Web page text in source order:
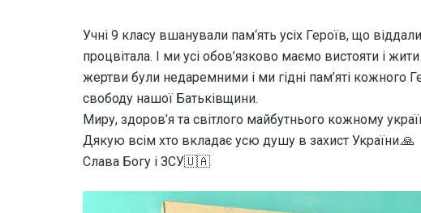
Учні 9 класу вшанували пам‘ять усіх Героїв, що
процвітала. І ми усі обов’язково маємо вистояти і
жертви були недаремними і ми гідні пам’яті кожного
свободу нашої Батьківщини.
Миру, здоров’я та світлого майбутнього кожному
Дякую всім хто вкладає усю душу в захист України.🙏
Слава Богу і ЗСУ🇺🇦